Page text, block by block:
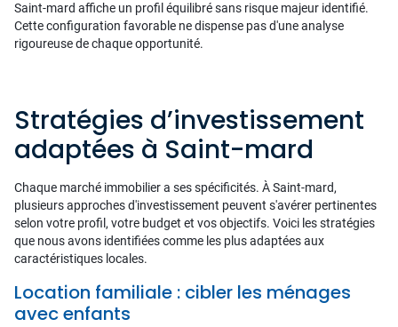
Saint-mard affiche un profil équilibré sans risque majeur identifié.
Cette configuration favorable ne dispense pas d'une analyse
rigoureuse de chaque opportunité.
Stratégies d’investissement
adaptées à Saint-mard
Chaque marché immobilier a ses spécificités. À Saint-mard,
plusieurs approches d'investissement peuvent s'avérer pertinentes
selon votre profil, votre budget et vos objectifs. Voici les stratégies
que nous avons identifiées comme les plus adaptées aux
caractéristiques locales.
Location familiale : cibler les ménages
avec enfants